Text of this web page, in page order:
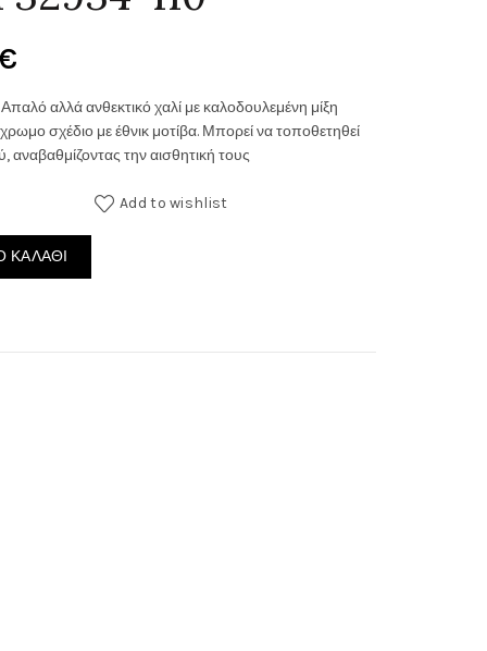
range:
110.00€
through
180.00€
αλλά ανθεκτικό χαλί με καλοδουλεμένη μίξη
σχέδιο με έθνικ μοτίβα. Μπορεί να τοποθετηθεί
την αισθητική τους
ΚΑΛΆΘΙ
Add to wishlist